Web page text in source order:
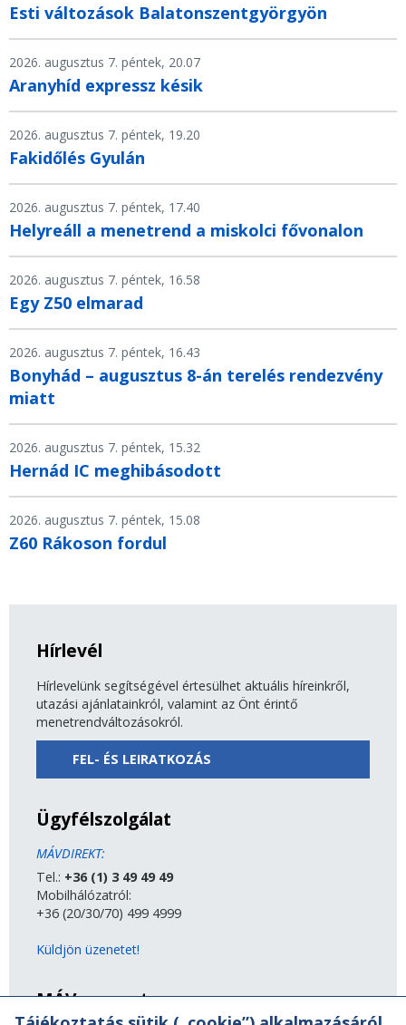
Esti változások Balatonszentgyörgyön
2026. augusztus 7. péntek, 20.07
Aranyhíd expressz késik
2026. augusztus 7. péntek, 19.20
Fakidőlés Gyulán
2026. augusztus 7. péntek, 17.40
Helyreáll a menetrend a miskolci fővonalon
2026. augusztus 7. péntek, 16.58
Egy Z50 elmarad
2026. augusztus 7. péntek, 16.43
Bonyhád – augusztus 8-án terelés rendezvény
miatt
2026. augusztus 7. péntek, 15.32
Hernád IC meghibásodott
2026. augusztus 7. péntek, 15.08
Z60 Rákoson fordul
Hírlevél
Hírlevelünk segítségével értesülhet aktuális híreinkről,
utazási ajánlatainkról, valamint az Önt érintő
menetrendváltozásokról.
FEL- ÉS LEIRATKOZÁS
Ügyfélszolgálat
MÁVDIREKT:
Tel.: +36 (1) 3 49 49 49
Mobilhálózatról:
+36 (20/30/70) 499 4999
Küldjön üzenetet!
MÁV-csoport